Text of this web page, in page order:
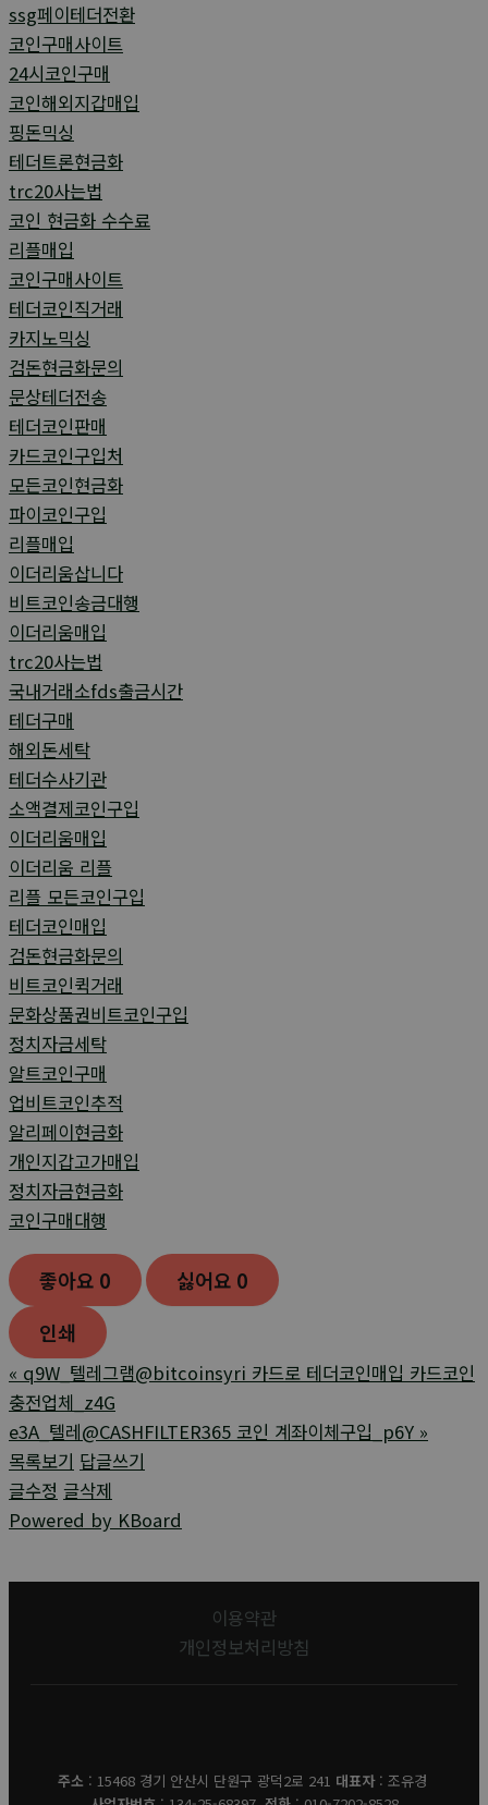
ssg페이테더전환
코인구매사이트
24시코인구매
코인해외지갑매입
핑돈믹싱
테더트론현금화
trc20사는법
코인 현금화 수수료
리플매입
코인구매사이트
테더코인직거래
카지노믹싱
검돈현금화문의
문상테더전송
테더코인판매
카드코인구입처
모든코인현금화
파이코인구입
리플매입
이더리움삽니다
비트코인송금대행
이더리움매입
trc20사는법
국내거래소fds출금시간
테더구매
해외돈세탁
테더수사기관
소액결제코인구입
이더리움매입
이더리움 리플
리플 모든코인구입
테더코인매입
검돈현금화문의
비트코인퀵거래
문화상품권비트코인구입
정치자금세탁
알트코인구매
업비트코인추적
알리페이현금화
개인지갑고가매입
정치자금현금화
코인구매대행
좋아요 0 싫어요 0
인쇄
« q9W_텔레그램@bitcoinsyri 카드로 테더코인매입 카드코인
충전업체_z4G
e3A_텔레@CASHFILTER365 코인 계좌이체구입_p6Y »
목록보기 답글쓰기
글수정 글삭제
Powered by KBoard
이용약관
개인정보처리방침
주소 : 15468 경기 안산시 단원구 광덕2로 241 대표자: 조유경